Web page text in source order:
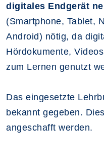
digitales Endgerät
(Smartphone, Tablet,
Android) nötig, da
Hördokumente,
zum Lernen genutzt
Das eingesetzte
bekannt gegeben.
angeschafft werden.